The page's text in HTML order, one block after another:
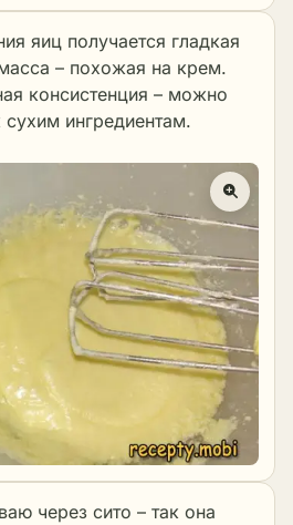
яиц получается гладкая
– похожая на крем.
консистенция – можно
сухим ингредиентам.
через сито – так она